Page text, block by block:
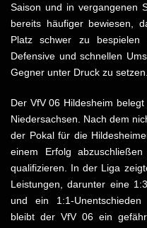
Saison und in vergangenen
bereits häufiger bewiesen,
Platz schwer zu
Defensive und schnellen
Gegner unter Druck zu setzen.
Der VfV 06 Hildesheim
Niedersachsen. Nach dem
der Pokal für die
einem Erfolg
qualifizieren. In der Liga
Leistungen, darunter eine
und ein 1:1-Unentschieden
bleibt der VfV 06 ein